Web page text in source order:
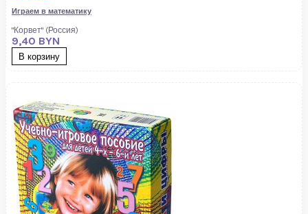
Играем в математику
"Корвет" (Россия)
9,40 BYN
В корзину